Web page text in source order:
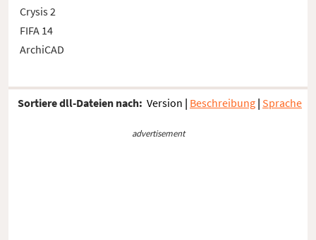
Crysis 2
FIFA 14
ArchiCAD
Sortiere dll-Dateien nach: Version | Beschreibung | Sprache
advertisement